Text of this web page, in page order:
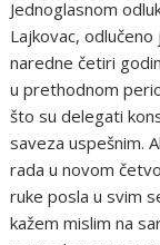
Jednoglasnom
Lajkovac,
naredne četiri
u prethodnom
što su delegati
saveza uspešnim.
rada u novom
ruke posla u svim
kažem mislim na